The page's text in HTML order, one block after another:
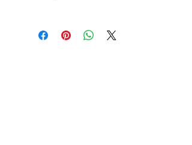
Saída: Petitgrain, Gerânio, Limão